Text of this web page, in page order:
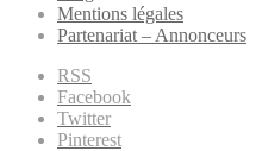
Mentions légales
Partenariat – Annonceurs
RSS
Facebook
Twitter
Pinterest